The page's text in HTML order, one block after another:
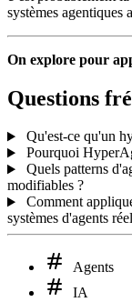
systèmes agentiques
On explore pour
Questions
Qu'est-ce qu'un
Pourquoi
Quels patterns
modifiables ?
Comment
systèmes d'agents
Agents
IA